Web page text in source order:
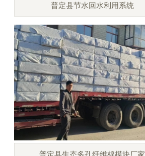
普定县节水回水利用系统
普定县生态多孔纤维棉模块厂家